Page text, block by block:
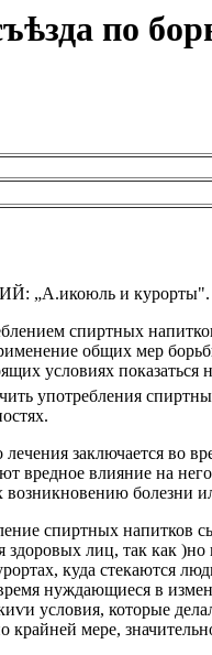
по
„А.икоюль и курорты".
спиртных
общих мер
условиях показаться
употребления
заключается во
вредное влияние на
возникновению болезни
спиртных напитков
здоровых лиц, так как
куда стекаются
нуждающиеся в
условия, которые
крайней мере,